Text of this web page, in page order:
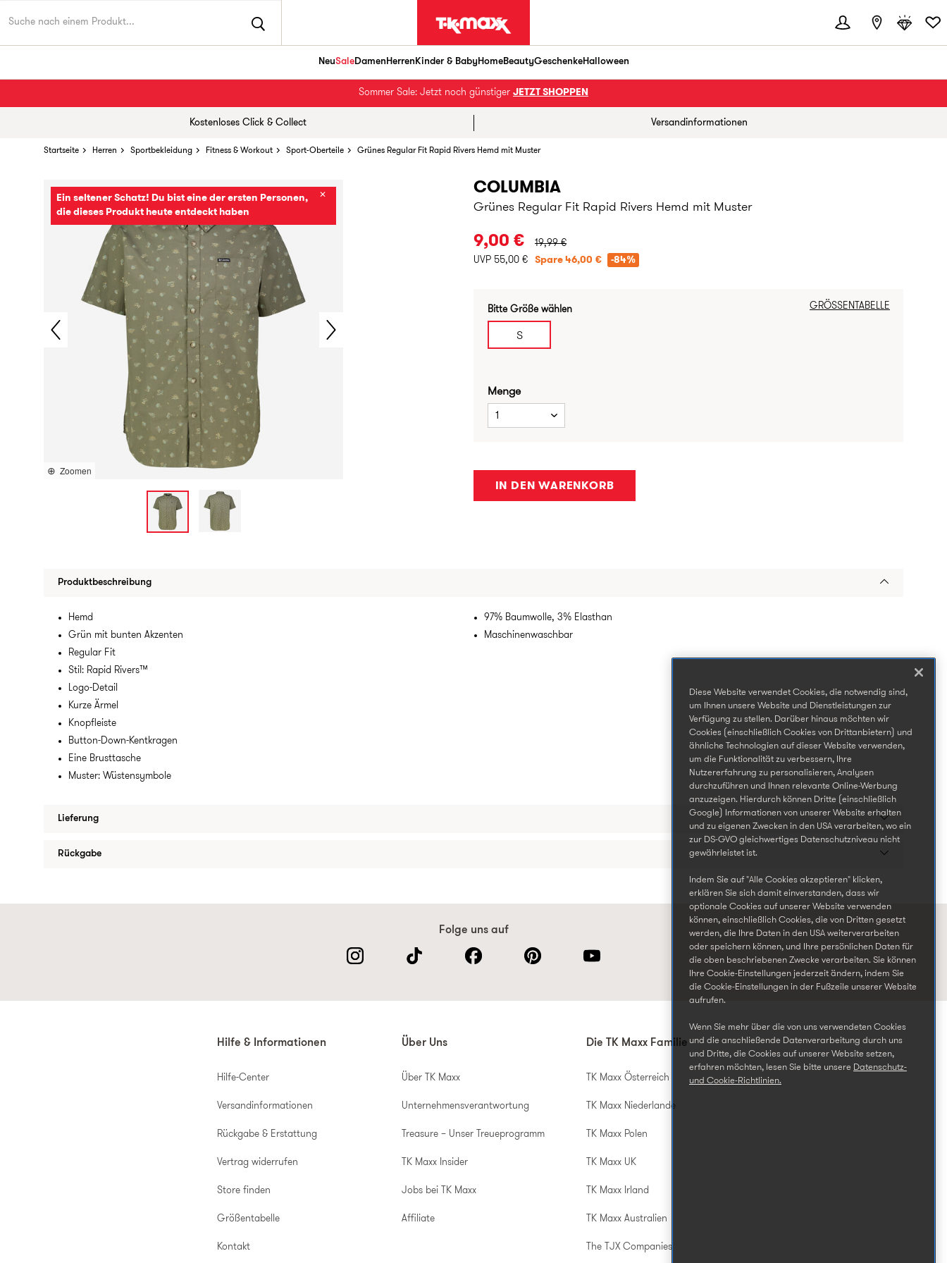
NeuSaleDamenHerrenKinder & BabyHomeBeautyGeschenkeHalloween
Sommer Sale: Jetzt noch günstiger JETZT SHOPPEN
Kostenloses Click & Collect Versandinformationen
Startseite Herren Sportbekleidung Fitness & Workout Sport-Oberteile Grünes Regular Fit Rapid Rivers Hemd mit Muster
Ein seltener Schatz! Du bist eine der ersten Personen,
die dieses Produkt heute entdeckt haben
✕
Zoomen
COLUMBIA
Grünes Regular Fit Rapid Rivers Hemd mit Muster
9,00 € URSPRÜNGLICHER PREIS:
19,99 €
UVP 55,00 €
Spare 46,00 € -84%
GRÖSSENTABELLE
Bitte Größe wählen
S
Menge
1
IN DEN WARENKORB
Produktbeschreibung
Hemd
Grün mit bunten Akzenten
Regular Fit
Stil: Rapid Rivers™
Logo-Detail
Kurze Ärmel
Knopfleiste
Button-Down-Kentkragen
Eine Brusttasche
Muster: Wüstensymbole
97% Baumwolle, 3% Elasthan
Maschinenwaschbar
Lieferung
Rückgabe
Folge uns auf
Hilfe & Informationen
Hilfe-Center
Versandinformationen
Rückgabe & Erstattung
Vertrag widerrufen
Store finden
Größentabelle
Kontakt
Über Uns
Über TK Maxx
Unternehmensverantwortung
Treasure – Unser Treueprogramm
TK Maxx Insider
Jobs bei TK Maxx
Affiliate
Die TK Maxx Familie
TK Maxx Österreich
TK Maxx Niederlande
TK Maxx Polen
TK Maxx UK
TK Maxx Irland
TK Maxx Australien
The TJX Companies
Diese Website verwendet Cookies, die notwendig sind,
um Ihnen unsere Website und Dienstleistungen zur
Verfügung zu stellen. Darüber hinaus möchten wir
Cookies (einschließlich Cookies von Drittanbietern) und
ähnliche Technologien auf dieser Website verwenden,
um die Funktionalität zu verbessern, Ihre
Nutzererfahrung zu personalisieren, Analysen
durchzuführen und Ihnen relevante Online-Werbung
anzuzeigen. Hierdurch können Dritte (einschließlich
Google) Informationen von unserer Website erhalten
und zu eigenen Zwecken in den USA verarbeiten, wo ein
zur DS-GVO gleichwertiges Datenschutzniveau nicht
gewährleistet ist.
Indem Sie auf "Alle Cookies akzeptieren" klicken,
erklären Sie sich damit einverstanden, dass wir
optionale Cookies auf unserer Website verwenden
können, einschließlich Cookies, die von Dritten gesetzt
werden, die Ihre Daten in den USA weiterverarbeiten
oder speichern können, und Ihre persönlichen Daten für
die oben beschriebenen Zwecke verarbeiten. Sie können
Ihre Cookie-Einstellungen jederzeit ändern, indem Sie
die Cookie-Einstellungen in der Fußzeile unserer Website
aufrufen.
Wenn Sie mehr über die von uns verwendeten Cookies
und die anschließende Datenverarbeitung durch uns
und Dritte, die Cookies auf unserer Website setzen,
erfahren möchten, lesen Sie bitte unsere Datenschutz-
und Cookie-Richtlinien.